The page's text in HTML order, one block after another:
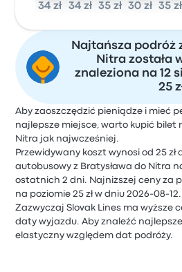
34 zł 34 zł 35 zł 30 zł 35 zł
Najtańsza podróż
Nitra została
znaleziona na 12
25
Aby zaoszczędzić pieniądze i mieć
najlepsze miejsce, warto kupić bilet
Nitra jak najwcześniej.
Przewidywany koszt wynosi od 25 zł
autobusowy z Bratysława do Nitra
ostatnich 2 dni. Najniższej ceny za
na poziomie 25 zł w dniu 2026-08-12.
Zazwyczaj Slovak Lines ma wyższe
daty wyjazdu. Aby znaleźć
elastyczny względem dat podróży.